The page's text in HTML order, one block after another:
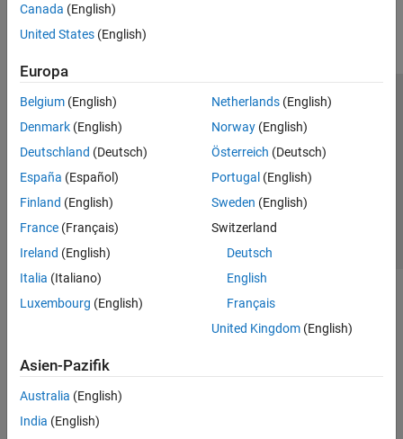
Canada (English)
United States (English)
Europa
Belgium (English)
Denmark (English)
Deutschland (Deutsch)
España (Español)
Finland (English)
France (Français)
Ireland (English)
Italia (Italiano)
Luxembourg (English)
Netherlands(English)
Norway(English)
Österreich (Deutsch)
Portugal (English)
Sweden (English)
Switzerland
Deutsch
English
Français
United Kingdom(English)
Asien-Pazifik
Australia (English)
India (English)
Trust Center
Datenschutz-Richtlinien
Datendiebstahl verhindern
Status von Anwendungen
© 1994-2026 The MathWorks, Inc.
Website auswählen
Deutschland